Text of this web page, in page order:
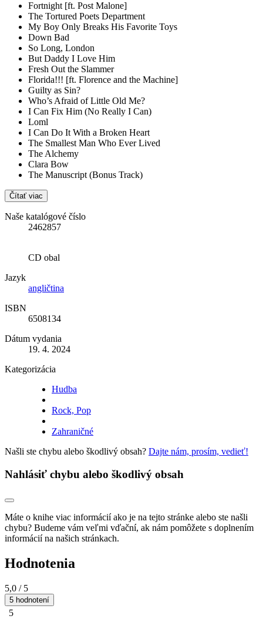
Fortnight [ft. Post Malone]
The Tortured Poets Department
My Boy Only Breaks His Favorite Toys
Down Bad
So Long, London
But Daddy I Love Him
Fresh Out the Slammer
Florida!!! [ft. Florence and the Machine]
Guilty as Sin?
Who’s Afraid of Little Old Me?
I Can Fix Him (No Really I Can)
Loml
I Can Do It With a Broken Heart
The Smallest Man Who Ever Lived
The Alchemy
Clara Bow
The Manuscript (Bonus Track)
Čítať viac
Naše katalógové číslo
2462857
CD obal
Jazyk
angličtina
ISBN
6508134
Dátum vydania
19. 4. 2024
Kategorizácia
Hudba
Rock, Pop
Zahraničné
Našli ste chybu alebo škodlivý obsah? Dajte nám, prosím, vedieť!
Nahlásiť chybu alebo škodlivý obsah
Máte o knihe viac informácií ako je na tejto stránke alebo ste našli
chybu? Budeme vám veľmi vďační, ak nám pomôžete s doplnením
informácií na našich stránkach.
Hodnotenia
5,0 / 5
5 hodnotení
5